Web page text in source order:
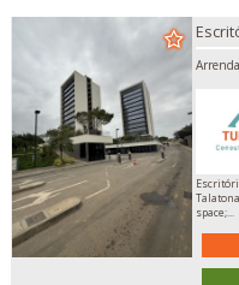
Talatona,
space;...